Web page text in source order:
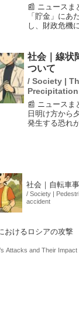
📰 ニュースま
「貯金」にあ
し、財政危機
自治体は住民
儀なくされて
社会｜線状
ついて
/ Society |
📰 ニュースま
日明け方から
発生する恐れ
社会｜自転車
/ Society |
accident
おけるロシアの攻撃
Attacks and Their Impact